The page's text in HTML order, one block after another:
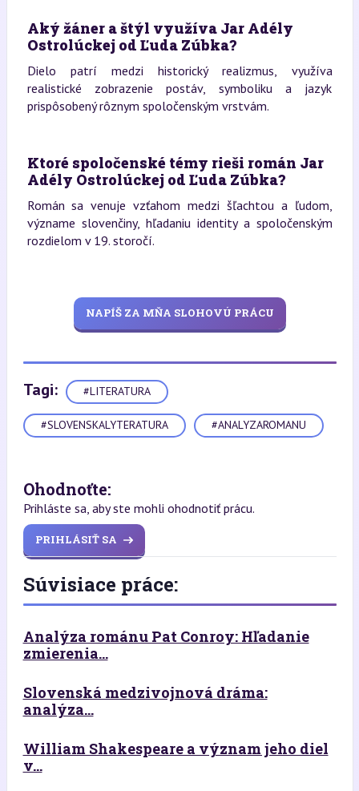
Aký žáner a štýl využíva Jar Adély
Ostrolúckej od Ľuda Zúbka?
Dielo patrí medzi historický realizmus, využíva
realistické zobrazenie postáv, symboliku a jazyk
prispôsobený rôznym spoločenským vrstvám.
Ktoré spoločenské témy rieši román Jar
Adély Ostrolúckej od Ľuda Zúbka?
Román sa venuje vzťahom medzi šľachtou a ľudom,
význame slovenčiny, hľadaniu identity a spoločenským
rozdielom v 19. storočí.
NAPÍŠ ZA MŇA SLOHOVÚ PRÁCU
Tagi: #LITERATURA
#SLOVENSKALYTERATURA #ANALYZAROMANU
Ohodnoťte:
Prihláste sa, aby ste mohli ohodnotiť prácu.
PRIHLÁSIŤ SA
Súvisiace práce:
Analýza románu Pat Conroy: Hľadanie
zmierenia...
Slovenská medzivojnová dráma:
analýza...
William Shakespeare a význam jeho diel
v...